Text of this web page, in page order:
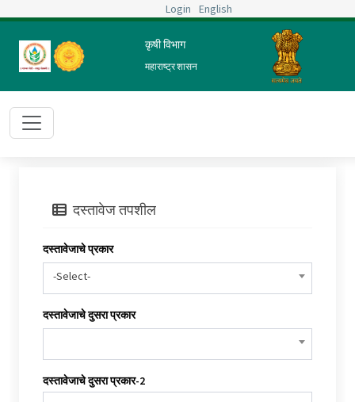
Login English
कृषी विभाग
महाराष्ट्र शासन
दस्तावेज तपशील
दस्तावेजाचे प्रकार
-Select-
दस्तावेजाचे दुसरा प्रकार
दस्तावेजाचे दुसरा प्रकार-2